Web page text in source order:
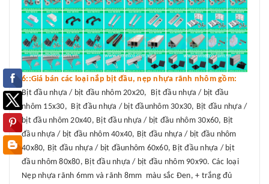
6::Giá bán các loại nắp bịt đầu, nẹp nhựa rãnh nhôm gồm:
Bịt đầu nhựa / bịt đầu nhôm 20x20, Bịt đầu nhựa / bịt đầu
nhôm 15x30, Bịt đầu nhựa / bịt đầunhôm 30x30, Bịt đầu nhựa /
bịt đầu nhôm 20x40, Bịt đầu nhựa / bịt đầu nhôm 30x60, Bịt
đầu nhựa / bịt đầu nhôm 40x40, Bịt đầu nhựa / bịt đầu nhôm
40x80, Bịt đầu nhựa / bịt đầunhôm 60x60, Bịt đầu nhựa / bịt
đầu nhôm 80x80, Bịt đầu nhựa / bịt đầu nhôm 90x90. Các loại
Nẹp nhựa rãnh 6mm và rãnh 8mm màu sắc Đen, + trắng đủ